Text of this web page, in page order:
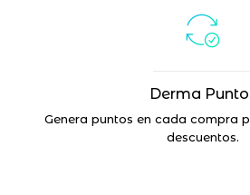
Derma
Genera puntos en cada compra
descuentos.